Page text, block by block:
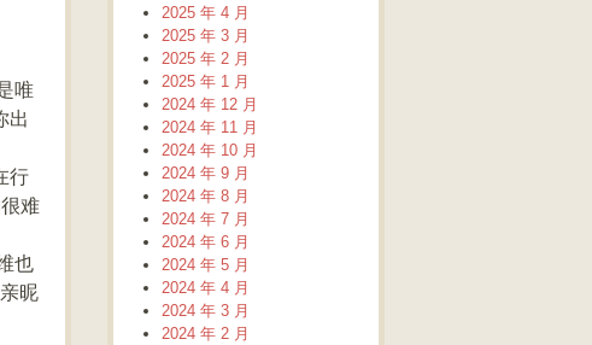
唯
出
行
难
也
昵
2025 年 4 月
2025 年 3 月
2025 年 2 月
2025 年 1 月
2024 年 12 月
2024 年 11 月
2024 年 10 月
2024 年 9 月
2024 年 8 月
2024 年 7 月
2024 年 6 月
2024 年 5 月
2024 年 4 月
2024 年 3 月
2024 年 2 月